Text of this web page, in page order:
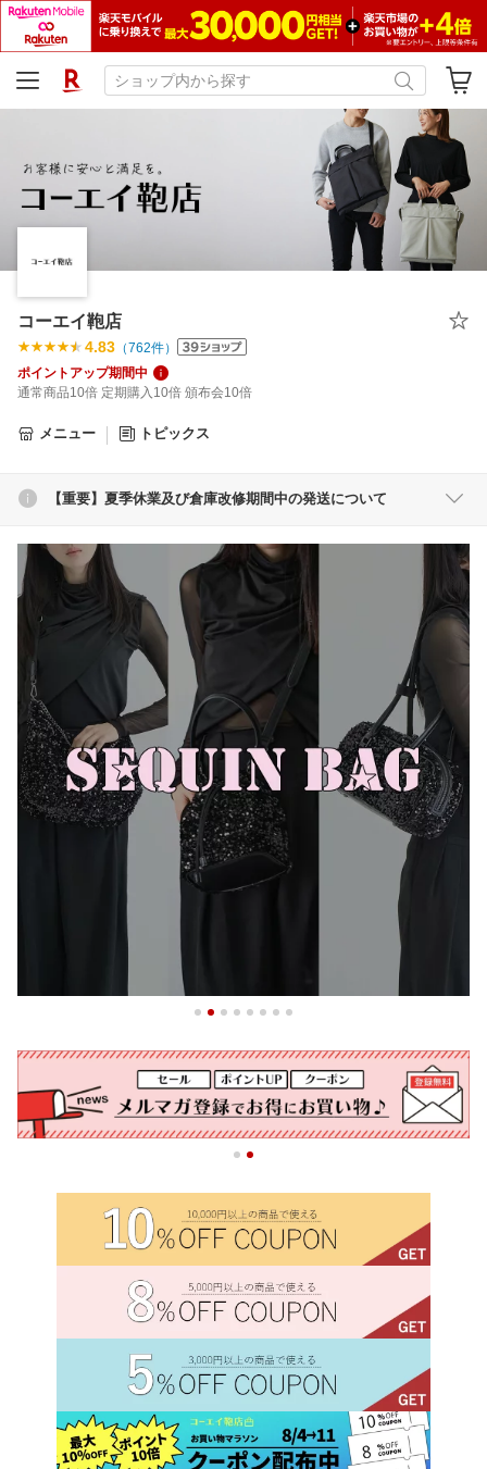
コーエイ鞄店
4.83 （762件）
ポイントアップ期間中
通常商品10倍 定期購入10倍 頒布会10倍
メニュー トピックス
【重要】夏季休業及び倉庫改修期間中の発送について